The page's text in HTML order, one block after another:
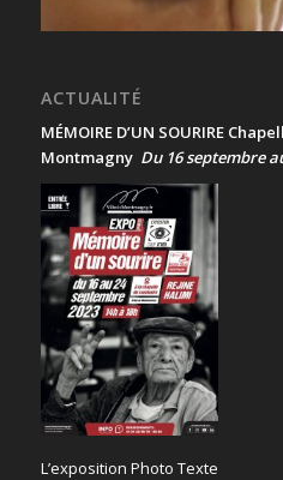
ACTUALITÉ
MÉMOIRE D’UN SOURIRE
Montmagny Du 16 septembre
L’exposition Photo Texte